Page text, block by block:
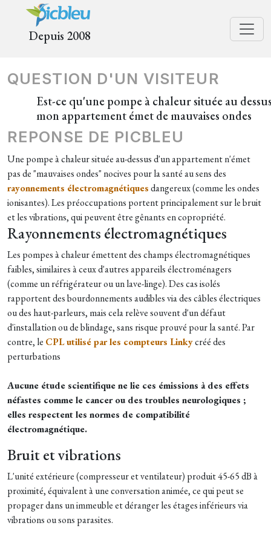
Depuis 2008
QUESTION D'UN VISITEUR
Est-ce qu'une pompe à chaleur située au
mon appartement émet de mauvaises ondes
REPONSE DE PICBLEU
Une pompe à chaleur située au-dessus d'un appartement n'émet
pas de "mauvaises ondes" nocives pour la santé au sens des
rayonnements électromagnétiquesdangereux (comme les ondes
ionisantes). Les préoccupations portent principalement sur le bruit
et les vibrations, qui peuvent être gênants en copropriété.
Rayonnements électromagnétiques
Les pompes à chaleur émettent des champs électromagnétiques
faibles, similaires à ceux d'autres appareils électroménagers
(comme un réfrigérateur ou un lave-linge). Des cas isolés
rapportent des bourdonnements audibles via des câbles électriques
ou des haut-parleurs, mais cela relève souvent d'un défaut
d'installation ou de blindage, sans risque prouvé pour la santé. Par
contre, le CPL utilisé par les compteurs Linkycréé des
perturbations
Aucune étude scientifique ne lie ces émissions à des effets
néfastes comme le cancer ou des troubles neurologiques ;
elles respectent les normes de compatibilité
électromagnétique.
Bruit et vibrations
L'unité extérieure (compresseur et ventilateur) produit 45-65 dB à
proximité, équivalent à une conversation animée, ce qui peut se
propager dans un immeuble et déranger les étages inférieurs via
vibrations ou sons parasites.